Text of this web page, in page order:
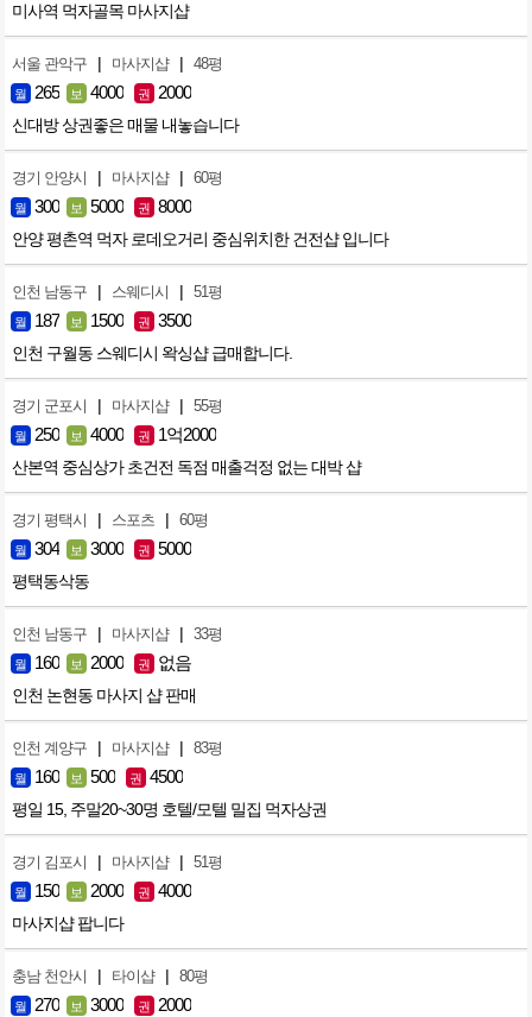
미사역 먹자골목 마사지샵
서울 관악구 | 마사지샵 | 48평
월 265 보 4000 권 2000
신대방 상권좋은 매물 내놓습니다
경기 안양시 | 마사지샵 | 60평
월 300 보 5000 권 8000
안양 평촌역 먹자 로데오거리 중심위치한 건전샵 입니다
인천 남동구 | 스웨디시 | 51평
월 187 보 1500 권 3500
인천 구월동 스웨디시 왁싱샵 급매합니다.
경기 군포시 | 마사지샵 | 55평
월 250 보 4000 권 1억2000
산본역 중심상가 초건전 독점 매출걱정 없는 대박 샵
경기 평택시 | 스포츠 | 60평
월 304 보 3000 권 5000
평택동삭동
인천 남동구 | 마사지샵 | 33평
월 160 보 2000 권 없음
인천 논현동 마사지 샵 판매
인천 계양구 | 마사지샵 | 83평
월 160 보 500 권 4500
평일 15, 주말20~30명 호텔/모텔 밀집 먹자상권
경기 김포시 | 마사지샵 | 51평
월 150 보 2000 권 4000
마사지샵 팝니다
충남 천안시 | 타이샵 | 80평
월 270 보 3000 권 2000